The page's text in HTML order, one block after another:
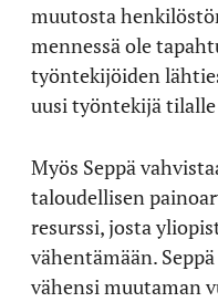
muutosta
mennessä ole
työntekijöiden
uusi työntekijä tilalle
Myös Seppä
taloudellisen
resurssi, josta
vähentämään.
vähensi muutaman